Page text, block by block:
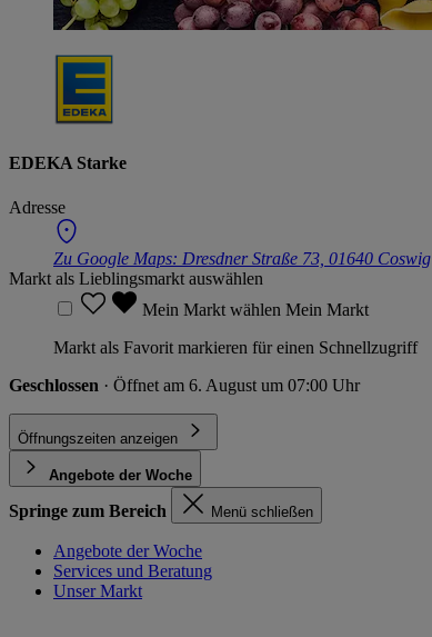
EDEKA Starke
Adresse
Zu Google Maps: Dresdner Straße 73, 01640 Coswig
Markt als Lieblingsmarkt auswählen
Mein Markt wählen Mein Markt
Markt als Favorit markieren für einen Schnellzugriff
Geschlossen · Öffnet am 6. August um 07:00 Uhr
Öffnungszeiten anzeigen
Angebote der Woche
Springe zum Bereich Menü schließen
Angebote der Woche
Services und Beratung
Unser Markt